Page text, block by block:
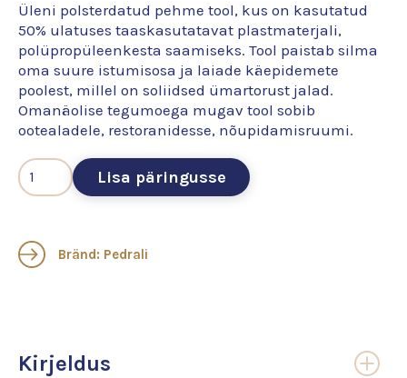
Üleni polsterdatud pehme tool, kus on kasutatud
50% ulatuses taaskasutatavat plastmaterjali,
polüpropüleenkesta saamiseks. Tool paistab silma
oma suure istumisosa ja laiade käepidemete
poolest, millel on soliidsed ümartorust jalad.
Omanäolise tegumoega mugav tool sobib
ootealadele, restoranidesse, nõupidamisruumi.
Lisa päringusse
Bränd: Pedrali
Kirjeldus